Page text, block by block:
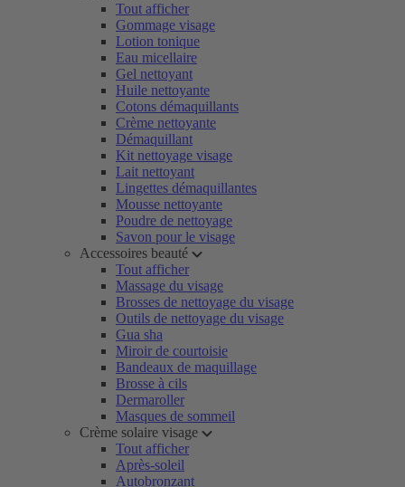
Tout afficher
Gommage visage
Lotion tonique
Eau micellaire
Gel nettoyant
Huile nettoyante
Cotons démaquillants
Crème nettoyante
Démaquillant
Kit nettoyage visage
Lait nettoyant
Lingettes démaquillantes
Mousse nettoyante
Poudre de nettoyage
Savon pour le visage
Accessoires beauté
Tout afficher
Massage du visage
Brosses de nettoyage du visage
Outils de nettoyage du visage
Gua sha
Miroir de courtoisie
Bandeaux de maquillage
Brosse à cils
Dermaroller
Masques de sommeil
Crème solaire visage
Tout afficher
Après-soleil
Autobronzant